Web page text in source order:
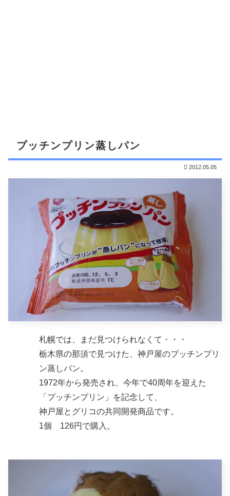
プッチンプリン蒸しパン
2012.05.05
札幌では、まだ見つけられなくて・・・
栃木県の那須で見つけた、神戸屋のプッチンプリ
ン蒸しパン。
1972年から発売され、今年で40周年を迎えた
「プッチンプリン」を記念して、
神戸屋とグリコの共同開発商品です。
1個 126円で購入。